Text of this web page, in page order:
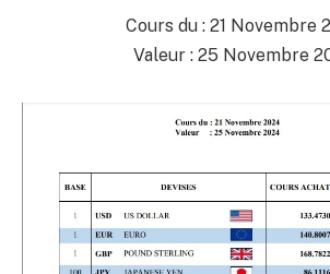
Cours du : 21 Novembre
Valeur : 25 Novembre